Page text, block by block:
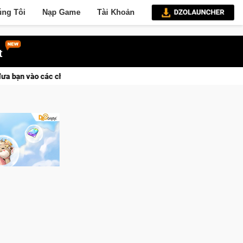
Tôi Nạp Game Tài Khoản
khốc liệt